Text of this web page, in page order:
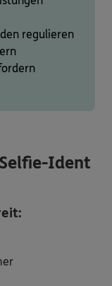
regulieren
Ident